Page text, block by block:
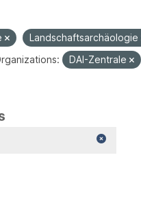
Landschaftsarchäologie
DAI-Zentrale